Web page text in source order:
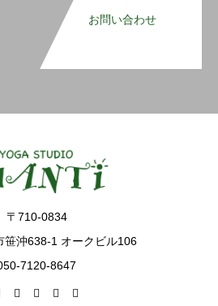
お問い合わせ
〒710-0834
笹沖638-1 オークビル106
7120-8647